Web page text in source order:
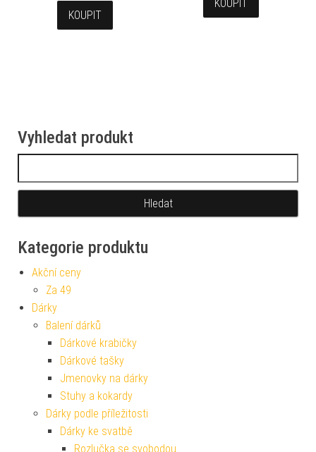
KOUPIT
KOUPIT
Vyhledat produkt
Kategorie produktu
Akční ceny
Za 49
Dárky
Balení dárků
Dárkové krabičky
Dárkové tašky
Jmenovky na dárky
Stuhy a kokardy
Dárky podle příležitosti
Dárky ke svatbě
Rozlučka se svobodou